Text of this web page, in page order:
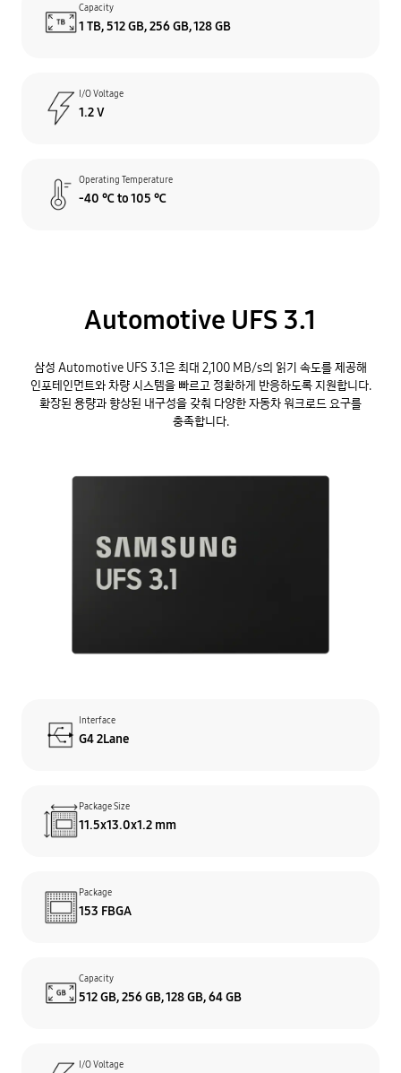
Capacity
1 TB, 512 GB, 256 GB, 128 GB
I/O Voltage
1.2 V
Operating Temperature
-40 ℃ to 105 ℃
Automotive UFS 3.1
삼성 Automotive UFS 3.1은 최대 2,100 MB/s의 읽기 속도를 제공해
인포테인먼트와 차량 시스템을 빠르고 정확하게 반응하도록 지원합니다.
확장된 용량과 향상된 내구성을 갖춰 다양한 자동차 워크로드 요구를
충족합니다.
Interface
G4 2Lane
Package Size
11.5x13.0x1.2 mm
Package
153 FBGA
Capacity
512 GB, 256 GB, 128 GB, 64 GB
I/O Voltage